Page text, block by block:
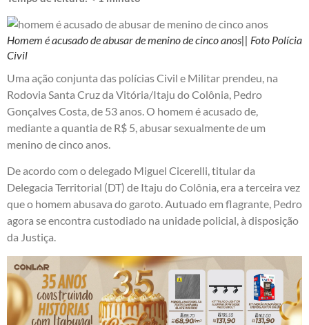
Homem é acusado de abusar de menino de cinco anos|| Foto Polícia
Civil
Uma ação conjunta das polícias Civil e Militar prendeu, na
Rodovia Santa Cruz da Vitória/Itaju do Colônia, Pedro
Gonçalves Costa, de 53 anos. O homem é acusado de,
mediante a quantia de R$ 5, abusar sexualmente de um
menino de cinco anos.
De acordo com o delegado Miguel Cicerelli, titular da
Delegacia Territorial (DT) de Itaju do Colônia, era a terceira vez
que o homem abusava do garoto. Autuado em flagrante, Pedro
agora se encontra custodiado na unidade policial, à disposição
da Justiça.